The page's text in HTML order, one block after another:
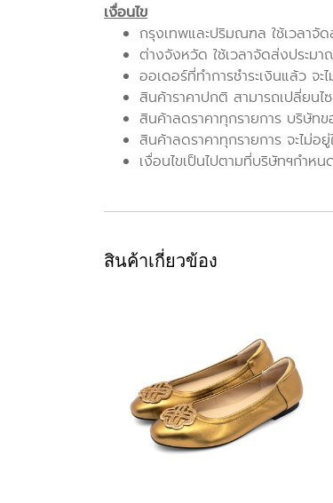
เงื่อนไข
กรุงเทพและปริมณฑล ใช้เวลาจั
ต่างจังหวัด ใช้เวลาจัดส่งประม
ออเดอร์ที่ทำการชำระเงินแล้ว จ
สินค้าราคาปกติ สามารถเปลี่ยน
สินค้าลดราคาทุกรายการ บริษัท
สินค้าลดราคาทุกรายการ จะไม่อยู่
เงื่อนไขเป็นไปตามที่บริษัทฯกำหน
สินค้าเกี่ยวข้อง